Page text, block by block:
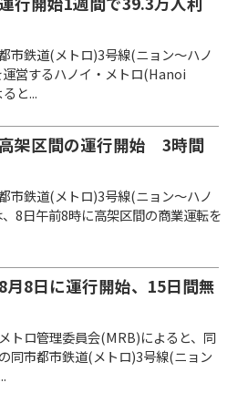
市鉄道(メトロ)3号線(ニョン～ハノ
営するハノイ・メトロ(Hanoi
と...
架区間の運行開始 3時間
市鉄道(メトロ)3号線(ニョン～ハノ
8日午前8時に高架区間の商業運転を
8日に運行開始、15日間無
トロ管理委員会(MRB)によると、同
同市都市鉄道(メトロ)3号線(ニョン